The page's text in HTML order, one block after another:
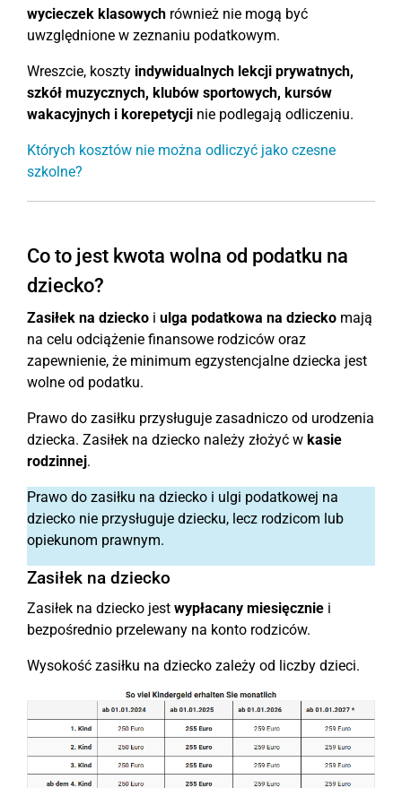
wycieczek klasowych również nie mogą być
uwzględnione w zeznaniu podatkowym.
Wreszcie, koszty indywidualnych lekcji prywatnych,
szkół muzycznych, klubów sportowych, kursów
wakacyjnych i korepetycji nie podlegają odliczeniu.
Których kosztów nie można odliczyć jako czesne
szkolne?
Co to jest kwota wolna od podatku na
dziecko?
Zasiłek na dziecko i ulga podatkowa na dziecko mają
na celu odciążenie finansowe rodziców oraz
zapewnienie, że minimum egzystencjalne dziecka jest
wolne od podatku.
Prawo do zasiłku przysługuje zasadniczo od urodzenia
dziecka. Zasiłek na dziecko należy złożyć w kasie
rodzinnej.
Prawo do zasiłku na dziecko i ulgi podatkowej na
dziecko nie przysługuje dziecku, lecz rodzicom lub
opiekunom prawnym.
Zasiłek na dziecko
Zasiłek na dziecko jest wypłacany miesięcznie i
bezpośrednio przelewany na konto rodziców.
Wysokość zasiłku na dziecko zależy od liczby dzieci.